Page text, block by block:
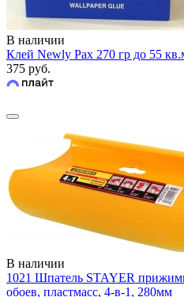
В наличии
Клей Newly Pax 270 гр до 55
375 руб.
В наличии
1021 Шпатель STAYER
обоев, пластмасс, 4-в-1, 280мм